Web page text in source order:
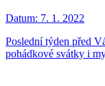
Datum: 7. 1. 2022
Poslední týden před
pohádkové svátky i